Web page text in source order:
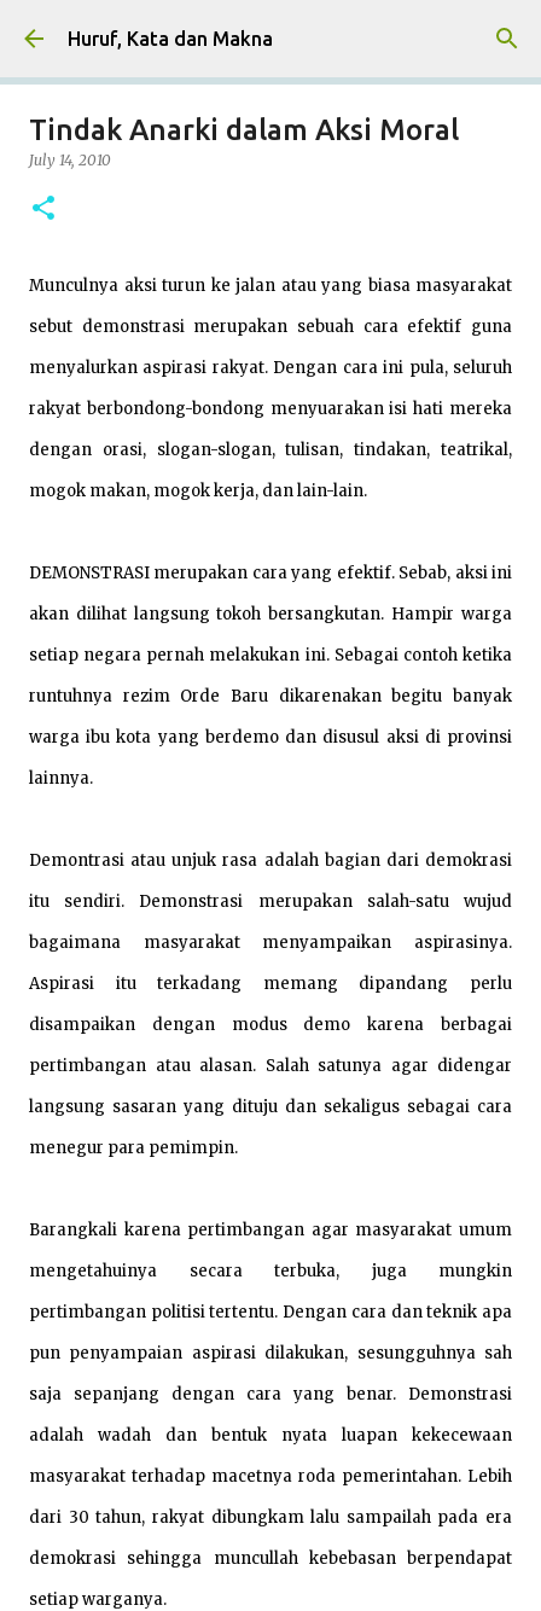
Skip to main content
Huruf, Kata dan Makna
Tindak Anarki dalam Aksi Moral
July 14, 2010
Munculnya aksi turun ke jalan atau yang biasa masyarakat
sebut demonstrasi merupakan sebuah cara efektif guna
menyalurkan aspirasi rakyat. Dengan cara ini pula, seluruh
rakyat berbondong-bondong menyuarakan isi hati mereka
dengan orasi, slogan-slogan, tulisan, tindakan, teatrikal,
mogok makan, mogok kerja, dan lain-lain.
DEMONSTRASI merupakan cara yang efektif. Sebab, aksi ini
akan dilihat langsung tokoh bersangkutan. Hampir warga
setiap negara pernah melakukan ini. Sebagai contoh ketika
runtuhnya rezim Orde Baru dikarenakan begitu banyak
warga ibu kota yang berdemo dan disusul aksi di provinsi
lainnya.
Demontrasi atau unjuk rasa adalah bagian dari demokrasi
itu sendiri. Demonstrasi merupakan salah-satu wujud
bagaimana masyarakat menyampaikan aspirasinya.
Aspirasi itu terkadang memang dipandang perlu
disampaikan dengan modus demo karena berbagai
pertimbangan atau alasan. Salah satunya agar didengar
langsung sasaran yang dituju dan sekaligus sebagai cara
menegur para pemimpin.
Barangkali karena pertimbangan agar masyarakat umum
mengetahuinya secara terbuka, juga mungkin
pertimbangan politisi tertentu. Dengan cara dan teknik apa
pun penyampaian aspirasi dilakukan, sesungguhnya sah
saja sepanjang dengan cara yang benar. Demonstrasi
adalah wadah dan bentuk nyata luapan kekecewaan
masyarakat terhadap macetnya roda pemerintahan. Lebih
dari 30 tahun, rakyat dibungkam lalu sampailah pada era
demokrasi sehingga muncullah kebebasan berpendapat
setiap warganya.